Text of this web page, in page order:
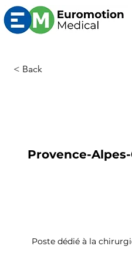
< Back
Provence-
Poste dédié à la